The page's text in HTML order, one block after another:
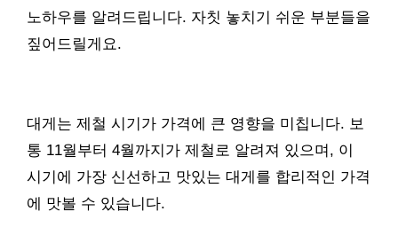
노하우를 알려드립니다. 자칫 놓치기 쉬운 부분들을
짚어드릴게요.
대게는 제철 시기가 가격에 큰 영향을 미칩니다. 보
통 11월부터 4월까지가 제철로 알려져 있으며, 이
시기에 가장 신선하고 맛있는 대게를 합리적인 가격
에 맛볼 수 있습니다.